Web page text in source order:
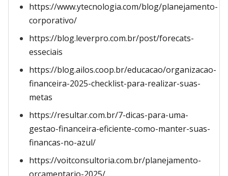
https://www.ytecnologia.com/blog/planejamento-
corporativo/
https://blog.leverpro.com.br/post/forecats-
esseciais
https://blog.ailos.coop.br/educacao/organizacao-
financeira-2025-checklist-para-realizar-suas-
metas
https://resultar.com.br/7-dicas-para-uma-
gestao-financeira-eficiente-como-manter-suas-
financas-no-azul/
https://voitconsultoria.com.br/planejamento-